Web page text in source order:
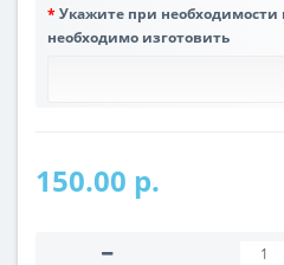
Укажите при необходимости
необходимо изготовить
150.00 р.